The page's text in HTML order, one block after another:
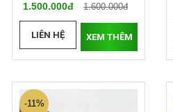
1.500.000đ
1.600.000đ
LIÊN HỆ XEM THÊM
-11%